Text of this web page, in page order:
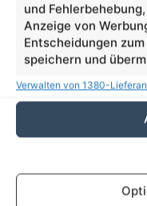
und
Anzeige von
Entscheidungen
speichern und
Verwalten von 1380-